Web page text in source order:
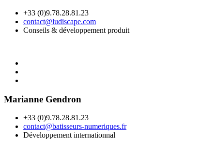
+33 (0)9.78.28.81.23
contact@ludiscape.com
Conseils & développement produit
Marianne Gendron
+33 (0)9.78.28.81.23
contact@batisseurs-numeriques.fr
Développement internationnal